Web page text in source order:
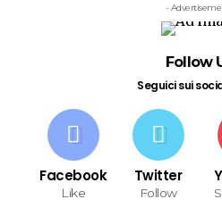
-
Follow
Seguici sui
Facebook
Like
Twitter
Follow